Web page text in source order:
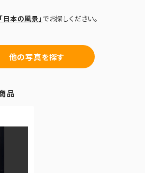
本の風景」 でお探しください。
他の写真を探す
品